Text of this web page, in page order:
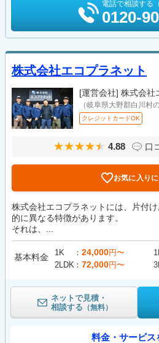
電話で相談する
0120-
株式会社エコプラネット
[運営会社] 株式会社
（岐阜県大野郡白川村
クレジットカードOK
4.88 口
お気に入り
株式会社エコプラネットには、片付
的に異なる特徴があります。
それは、...
基本料金 1K 24,000円〜
2LDK
72,000円〜
ネットで見積・
相談する （無料）
料金・サービス